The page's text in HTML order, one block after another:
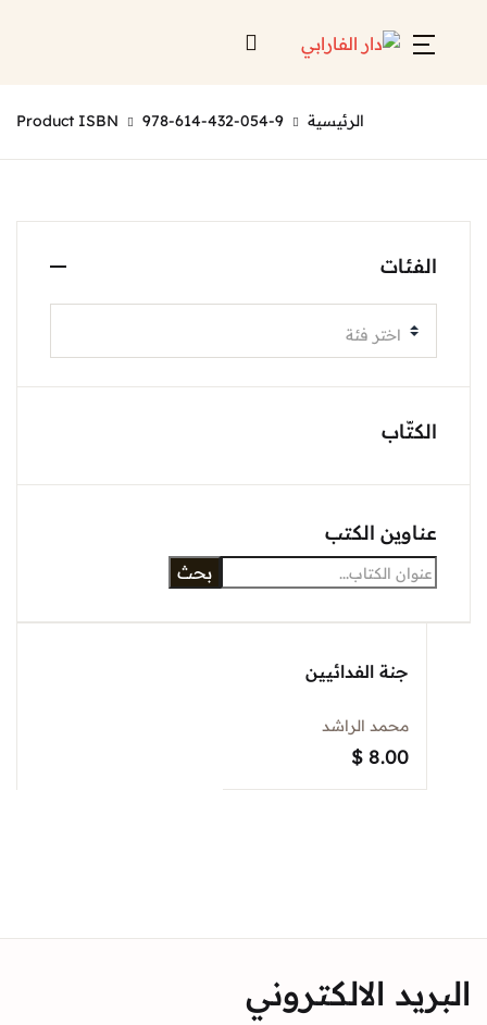
الرئيسية Product ISBN 978-614-432-054-9
جنة الفدائيين
محمد الراشد
$ 8.00
الفئات
اختر فئة
الكتّاب
عناوين الكتب
بحث
البريد الالكتروني